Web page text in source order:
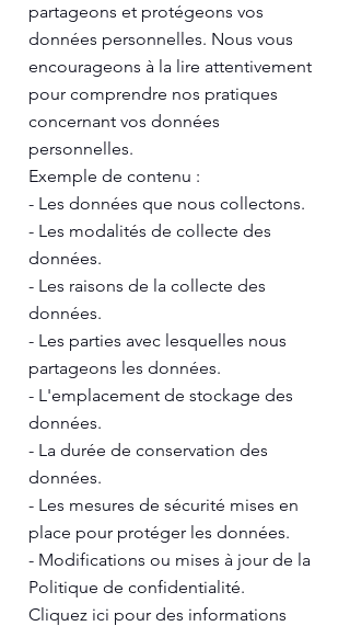
partageons et protégeons vos
données personnelles. Nous vous
encourageons à la lire attentivement
pour comprendre nos pratiques
concernant vos données
personnelles.
Exemple de contenu :
- Les données que nous collectons.
- Les modalités de collecte des
données.
- Les raisons de la collecte des
données.
- Les parties avec lesquelles nous
partageons les données.
- L'emplacement de stockage des
données.
- La durée de conservation des
données.
- Les mesures de sécurité mises en
place pour protéger les données.
- Modifications ou mises à jour de la
Politique de confidentialité.
Cliquez ici pour des informations